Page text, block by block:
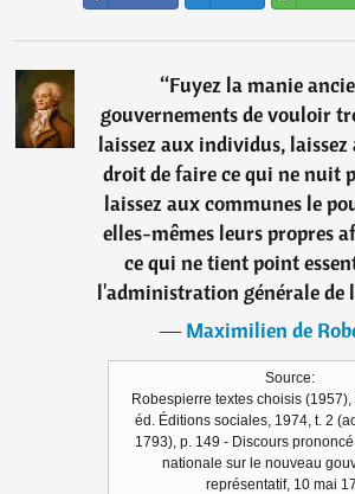
“Fuyez la manie
gouvernements de vouloir
laissez aux individus,
droit de faire ce qui ne nuit
laissez aux communes le
elles-mêmes leurs propres
ce qui ne tient point
l'administration générale de
―Maximilien de
Source:
Robespierre textes choisis
éd. Éditions sociales, 1974, t. 2
1793), p. 149 - Discours
nationale sur le nouveau
représentatif, 10 mai